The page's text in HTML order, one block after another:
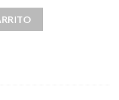
Pegatinas Decorativa